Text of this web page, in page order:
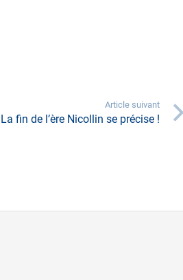
Article suivant
La fin de l’ère Nicollin se précise !